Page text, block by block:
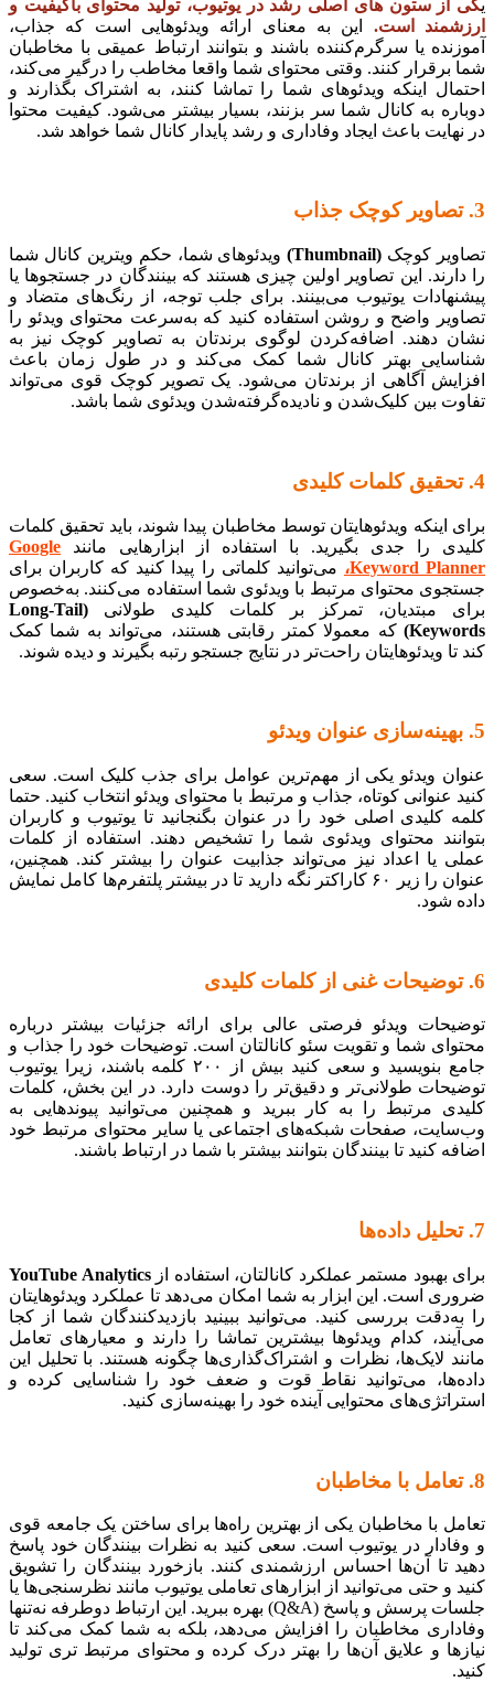
یکی از ستون های اصلی رشد در یوتیوب، تولید محتوای باکیفیت و
ارزشمند است. این به معنای ارائه ویدئوهایی است که جذاب،
آموزنده یا سرگرم‌کننده باشند و بتوانند ارتباط عمیقی با مخاطبان
شما برقرار کنند. وقتی محتوای شما واقعا مخاطب را درگیر می‌کند،
احتمال اینکه ویدئوهای شما را تماشا کنند، به اشتراک بگذارند و
دوباره به کانال شما سر بزنند، بسیار بیشتر می‌شود. کیفیت محتوا
در نهایت باعث ایجاد وفاداری و رشد پایدار کانال شما خواهد شد.
3. تصاویر کوچک جذاب
تصاویر کوچک (Thumbnail)
ویدئوهای شما، حکم ویترین کانال شما
را دارند. این تصاویر اولین چیزی هستند که بینندگان در جستجوها یا
پیشنهادات یوتیوب می‌بینند. برای جلب توجه، از رنگ‌های متضاد و
تصاویر واضح و روشن استفاده کنید که به‌سرعت محتوای ویدئو را
نشان دهند. اضافه‌کردن لوگوی برندتان به تصاویر کوچک نیز به
شناسایی بهتر کانال شما کمک می‌کند و در طول زمان باعث
افزایش آگاهی از برندتان می‌شود. یک تصویر کوچک قوی می‌تواند
تفاوت بین کلیک‌شدن و نادیده‌گرفته‌شدن ویدئوی شما باشد.
4. تحقیق کلمات کلیدی
برای اینکه ویدئوهایتان توسط مخاطبان پیدا شوند، باید تحقیق کلمات
کلیدی را جدی بگیرید. با استفاده از ابزارهایی مانند Google
Keyword Planner،
می‌توانید کلماتی را پیدا کنید که کاربران برای
جستجوی محتوای مرتبط با ویدئوی شما استفاده می‌کنند. به‌خصوص
برای مبتدیان، تمرکز بر کلمات کلیدی طولانی
(Long-Tail
Keywords)
که معمولا کمتر رقابتی هستند، می‌تواند به شما کمک
کند تا ویدئوهایتان راحت‌تر در نتایج جستجو رتبه بگیرند و دیده شوند.
5. بهینه‌سازی عنوان ویدئو
عنوان ویدئو یکی از مهم‌ترین عوامل برای جذب کلیک است. سعی
کنید عنوانی کوتاه، جذاب و مرتبط با محتوای ویدئو انتخاب کنید. حتما
کلمه کلیدی اصلی خود را در عنوان بگنجانید تا یوتیوب و کاربران
بتوانند محتوای ویدئوی شما را تشخیص دهند. استفاده از کلمات
عملی یا اعداد نیز می‌تواند جذابیت عنوان را بیشتر کند. همچنین،
عنوان را زیر ۶۰ کاراکتر نگه دارید تا در بیشتر پلتفرم‌ها کامل نمایش
داده شود.
6. توضیحات غنی از کلمات کلیدی
توضیحات ویدئو فرصتی عالی برای ارائه جزئیات بیشتر درباره
محتوای شما و تقویت سئو کانالتان است. توضیحات خود را جذاب و
جامع بنویسید و سعی کنید بیش از ۲۰۰ کلمه باشند، زیرا یوتیوب
توضیحات طولانی‌تر و دقیق‌تر را دوست دارد. در این بخش، کلمات
کلیدی مرتبط را به کار ببرید و همچنین می‌توانید پیوندهایی به
وب‌سایت، صفحات شبکه‌های اجتماعی یا سایر محتوای مرتبط خود
اضافه کنید تا بینندگان بتوانند بیشتر با شما در ارتباط باشند.
7. تحلیل داده‌ها
برای بهبود مستمر عملکرد کانالتان، استفاده ازYouTube Analytics
ضروری است. این ابزار به شما امکان می‌دهد تا عملکرد ویدئوهایتان
را به‌دقت بررسی کنید. می‌توانید ببینید بازدیدکنندگان شما از کجا
می‌آیند، کدام ویدئوها بیشترین تماشا را دارند و معیارهای تعامل
مانند لایک‌ها، نظرات و اشتراک‌گذاری‌ها چگونه هستند. با تحلیل این
داده‌ها، می‌توانید نقاط قوت و ضعف خود را شناسایی کرده و
استراتژی‌های محتوایی آینده خود را بهینه‌سازی کنید.
8. تعامل با مخاطبان
تعامل با مخاطبان یکی از بهترین راه‌ها برای ساختن یک جامعه قوی
و وفادار در یوتیوب است. سعی کنید به نظرات بینندگان خود پاسخ
دهید تا آن‌ها احساس ارزشمندی کنند. بازخورد بینندگان را تشویق
کنید و حتی می‌توانید از ابزارهای تعاملی یوتیوب مانند نظرسنجی‌ها یا
جلسات پرسش‌ و پاسخ (Q&A) بهره ببرید. این ارتباط دوطرفه نه‌تنها
وفاداری مخاطبان را افزایش می‌دهد، بلکه به شما کمک می‌کند تا
نیازها و علایق آن‌ها را بهتر درک کرده و محتوای مرتبط تری تولید
کنید.